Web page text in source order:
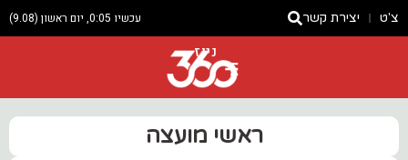
צ'ט יצירת קשר עכשיו 0:05, יום ראשון (9.08)
ניוז
ראשי מועצה